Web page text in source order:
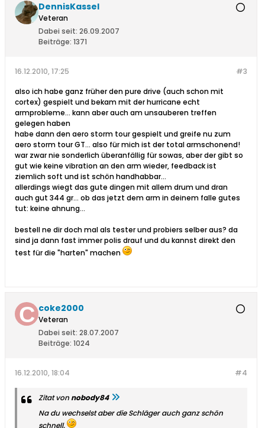
DennisKassel
Veteran
Dabei seit: 26.09.2007
Beiträge: 1371
#3
16.12.2010, 17:25
also ich habe ganz früher den pure drive (auch schon mit
cortex) gespielt und bekam mit der hurricane echt
armprobleme... kann aber auch am unsauberen treffen
gelegen haben
habe dann den aero storm tour gespielt und greife nu zum
aero storm tour GT... also für mich ist der total armschonend!
war zwar nie sonderlich überanfällig für sowas, aber der gibt so
gut wie keine vibration an den arm wieder, feedback ist
ziemlich soft und ist schön handhabbar...
allerdings wiegt das gute dingen mit allem drum und dran
auch gut 344 gr... ob das jetzt dem arm in deinem falle gutes
tut: keine ahnung...
bestell ne dir doch mal als tester und probiers selber aus? da
sind ja dann fast immer polis drauf und du kannst direkt den
test für die "harten" machen
coke2000
Veteran
Dabei seit: 28.07.2007
Beiträge: 1024
#4
16.12.2010, 18:04
Zitat vonnobody84
Na du wechselst aber die Schläger auch ganz schön
schnell.